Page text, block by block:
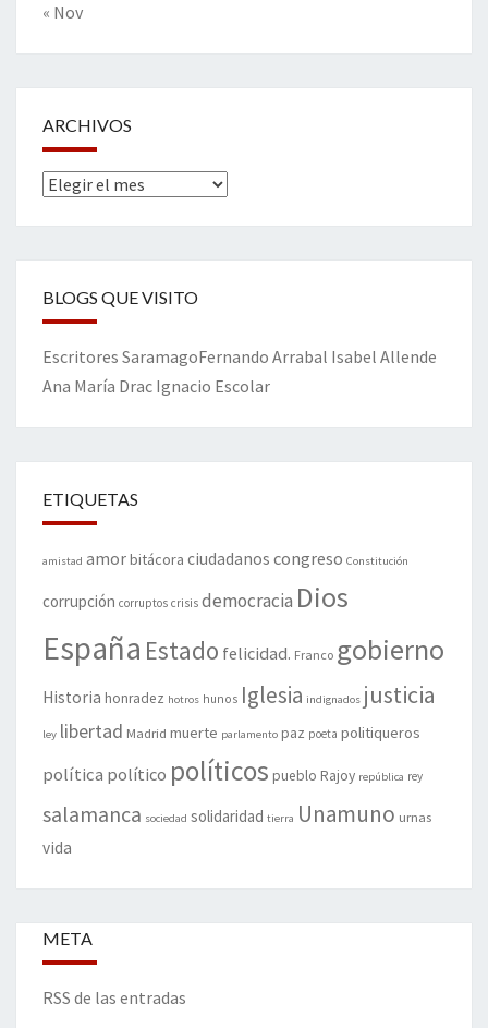
« Nov
ARCHIVOS
Archivos
BLOGS QUE VISITO
Escritores SaramagoFernando Arrabal Isabel Allende
Ana María Drac Ignacio Escolar
ETIQUETAS
amistad amorbitácora ciudadanos congreso Constitución
corrupción corruptos crisis democracia Dios
España Estado felicidad. Franco gobierno
Historia honradez hotros hunos Iglesia indignados justicia
ley libertad Madrid muerte parlamento paz poeta politiqueros
política político políticos pueblo Rajoy república rey
salamanca sociedad solidaridad tierra Unamuno urnas
vida
META
RSS de las entradas